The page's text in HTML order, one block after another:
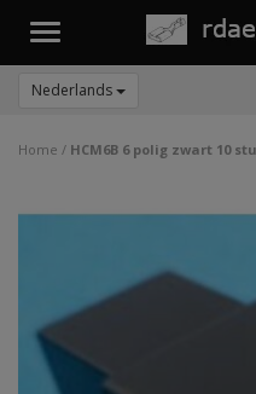
Toggle
Nederlands
Home / HCM6B 6 polig zwart 10